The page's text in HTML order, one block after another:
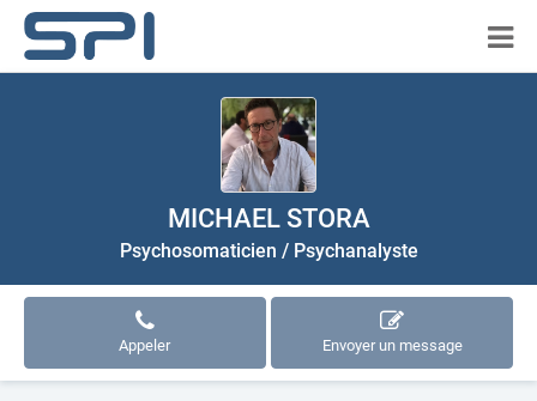
MICHAEL STORA
Psychosomaticien / Psychanalyste
Appeler Envoyer un message